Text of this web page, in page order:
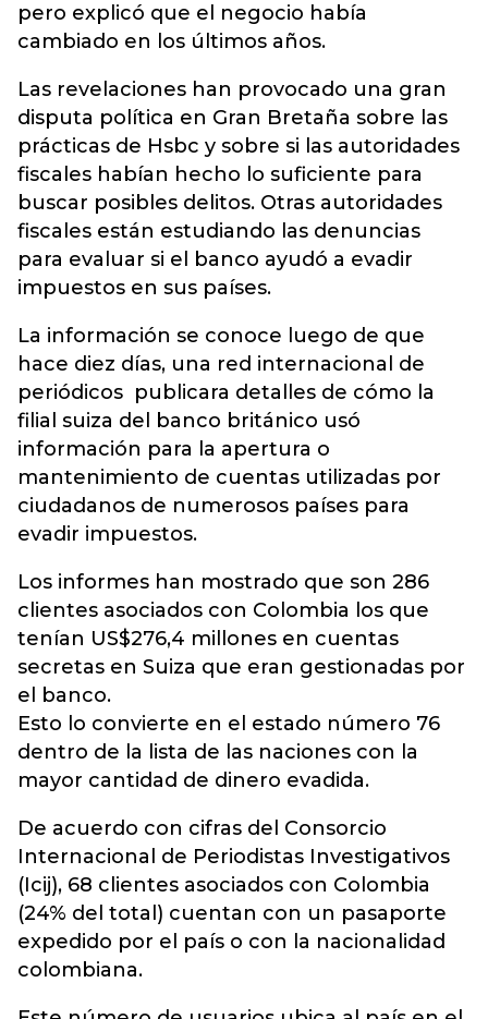
pero explicó que el negocio había
cambiado en los últimos años.
Las revelaciones han provocado una gran
disputa política en Gran Bretaña sobre las
prácticas de Hsbc y sobre si las autoridades
fiscales habían hecho lo suficiente para
buscar posibles delitos. Otras autoridades
fiscales están estudiando las denuncias
para evaluar si el banco ayudó a evadir
impuestos en sus países.
La información se conoce luego de que
hace diez días, una red internacional de
periódicos publicara detalles de cómo la
filial suiza del banco británico usó
información para la apertura o
mantenimiento de cuentas utilizadas por
ciudadanos de numerosos países para
evadir impuestos.
Los informes han mostrado que son 286
clientes asociados con Colombia los que
tenían US$276,4 millones en cuentas
secretas en Suiza que eran gestionadas por
el banco.
Esto lo convierte en el estado número 76
dentro de la lista de las naciones con la
mayor cantidad de dinero evadida.
De acuerdo con cifras del Consorcio
Internacional de Periodistas Investigativos
(Icij), 68 clientes asociados con Colombia
(24% del total) cuentan con un pasaporte
expedido por el país o con la nacionalidad
colombiana.